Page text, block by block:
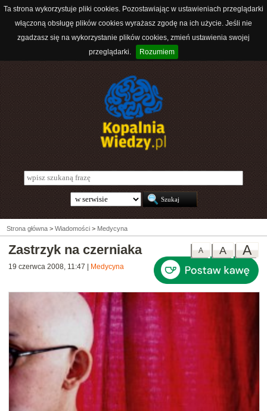
Ta strona wykorzystuje pliki cookies. Pozostawiając w ustawieniach przeglądarki
włączoną obsługę plików cookies wyrażasz zgodę na ich użycie. Jeśli nie
zgadzasz się na wykorzystanie plików cookies, zmień ustawienia swojej
przeglądarki.
Rozumiem
Strona główna > Wiadomości > Medycyna
A
A
A
Zastrzyk na czerniaka
19 czerwca 2008, 11:47 Medycyna